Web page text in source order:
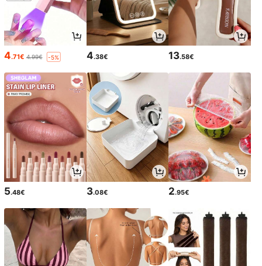
4.71€ 4.99€ -5% 4.38€ 13.58€
5.48€ 3.08€ 2.95€